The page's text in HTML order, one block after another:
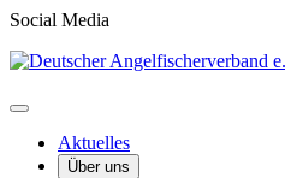
Social Media
Aktuelles
Über uns